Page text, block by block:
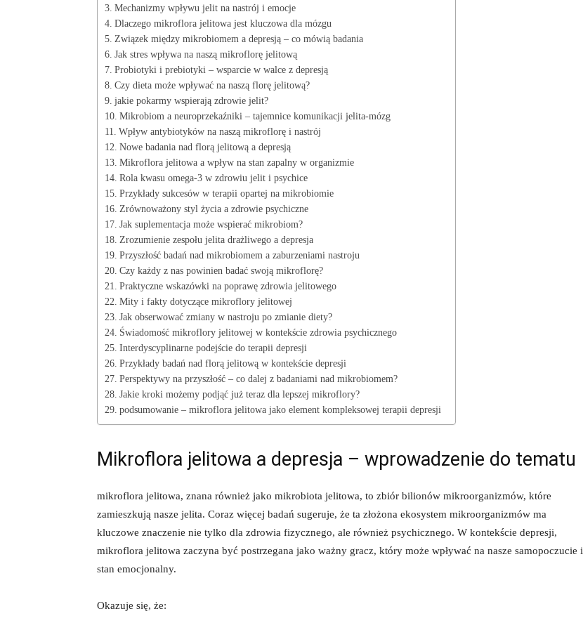
Mechanizmy wpływu jelit na nastrój i emocje
Dlaczego mikroflora jelitowa jest kluczowa dla mózgu
Związek między mikrobiomem a depresją – co mówią badania
Jak stres wpływa na naszą mikroflorę jelitową
Probiotyki i prebiotyki – wsparcie w walce z depresją
Czy dieta może wpływać na naszą florę jelitową?
jakie pokarmy wspierają zdrowie jelit?
Mikrobiom a neuroprzekaźniki – tajemnice komunikacji jelita-mózg
Wpływ antybiotyków na naszą mikroflorę i nastrój
Nowe badania nad florą jelitową a depresją
Mikroflora jelitowa a wpływ na stan zapalny w organizmie
Rola kwasu omega-3 w zdrowiu jelit i psychice
Przykłady sukcesów w terapii opartej na mikrobiomie
Zrównoważony styl życia a zdrowie psychiczne
Jak suplementacja może wspierać mikrobiom?
Zrozumienie zespołu jelita drażliwego a depresja
Przyszłość badań nad mikrobiomem a zaburzeniami nastroju
Czy każdy z nas powinien badać swoją mikroflorę?
Praktyczne wskazówki na poprawę zdrowia jelitowego
Mity i fakty dotyczące mikroflory jelitowej
Jak obserwować zmiany w nastroju po zmianie diety?
Świadomość mikroflory jelitowej w kontekście zdrowia psychicznego
Interdyscyplinarne podejście do terapii depresji
Przykłady badań nad florą jelitową w kontekście depresji
Perspektywy na przyszłość – co dalej z badaniami nad mikrobiomem?
Jakie kroki możemy podjąć już teraz dla lepszej mikroflory?
podsumowanie – mikroflora jelitowa jako element kompleksowej terapii depresji
Mikroflora jelitowa a depresja – wprowadzenie do tematu
mikroflora jelitowa, znana również jako mikrobiota jelitowa, to zbiór bilionów mikroorganizmów, które
zamieszkują nasze jelita. Coraz więcej badań sugeruje, że ta złożona ekosystem mikroorganizmów ma
kluczowe znaczenie nie tylko dla zdrowia fizycznego, ale również psychicznego. W kontekście depresji,
mikroflora jelitowa zaczyna być postrzegana jako ważny gracz, który może wpływać na nasze samopoczucie i
stan emocjonalny.
Okazuje się, że: